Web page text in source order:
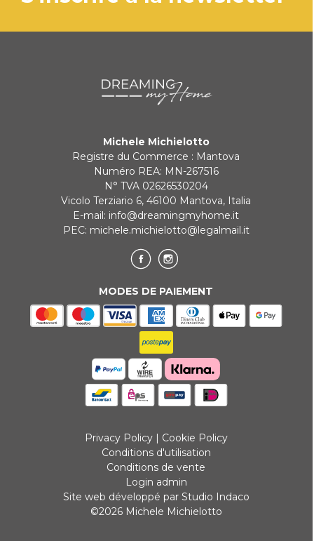
Michele Michielotto
Registre du Commerce : Mantova
Numéro REA: MN-267516
N° TVA 02626530204
Vicolo Terziario 6, 46100 Mantova, Italia
E-mail: info@dreamingmyhome.it
PEC: michele.michielotto@legalmail.it
MODES DE PAIEMENT
Privacy Policy| Cookie Policy
Conditions d'utilisation
Conditions de vente
Login admin
Site web développé par Studio Indaco
©2026 Michele Michielotto